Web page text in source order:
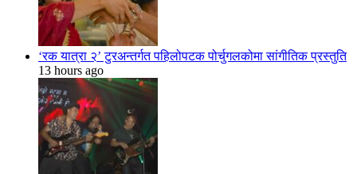
‘रक यात्रा २’ टुरअन्तर्गत पहिलोपटक पोर्चुगलकोमा सांगीतिक प्रस्तुति
13 hours ago